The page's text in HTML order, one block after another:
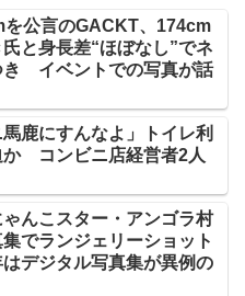
を公言のGACKT、174cm
と身長差“ほぼなし”でネ
き イベントでの写真が話
馬鹿にすんなよ」トイレ利
か コンビニ店経営者2人
ゃんこスター・アンゴラ村
でランジェリーショット
デジタル写真集が異例の